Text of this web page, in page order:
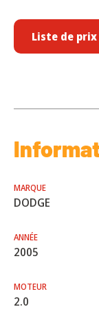
Liste de prix
MARQUE
DODGE
ANNÉE
2005
MOTEUR
2.0